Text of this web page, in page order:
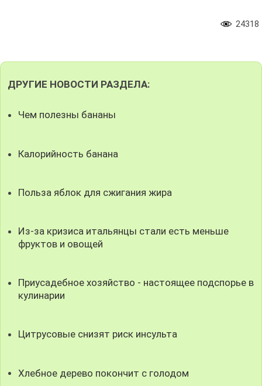
24318
ДРУГИЕ НОВОСТИ РАЗДЕЛА:
Чем полезны бананы
Калорийность банана
Польза яблок для сжигания жира
Из-за кризиса итальянцы стали есть меньше
фруктов и овощей
Приусадебное хозяйство - настоящее подспорье в
кулинарии
Цитрусовые снизят риск инсульта
Хлебное дерево покончит с голодом